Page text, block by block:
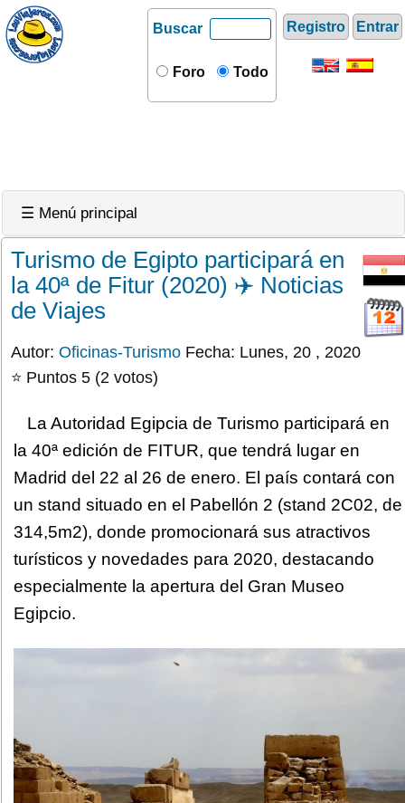
Registro Entrar
Buscar
Foro Todo
☰ Menú principal
Turismo de Egipto participará en
la 40ª de Fitur (2020) ✈️ Noticias
de Viajes
Autor: Oficinas-Turismo Fecha: Lunes, 20 , 2020
⭐ Puntos 5 (2 votos)
La Autoridad Egipcia de Turismo participará en
la 40ª edición de FITUR, que tendrá lugar en
Madrid del 22 al 26 de enero. El país contará con
un stand situado en el Pabellón 2 (stand 2C02, de
314,5m2), donde promocionará sus atractivos
turísticos y novedades para 2020, destacando
especialmente la apertura del Gran Museo
Egipcio.